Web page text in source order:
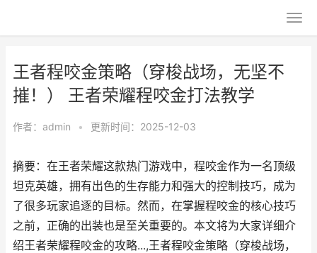
王者程咬金策略（穿梭战场，无坚不
摧！） 王者荣耀程咬金打法教学
作者： admin • 更新时间：2025-12-03
摘要：在王者荣耀这款热门游戏中，程咬金作为一名顶级
坦克英雄，拥有出色的生存能力和强大的控制技巧，成为
了很多玩家追逐的目标。然而，在掌握程咬金的核心技巧
之前，正确的出装也是至关重要的。本文将为大家详细介
绍王者荣耀程咬金的攻略...,王者程咬金策略（穿梭战场，